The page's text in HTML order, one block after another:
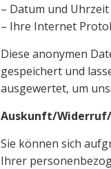
– Datum und
– Ihre Internet
Diese anonymen
gespeichert und
ausgewertet, um
Auskunft/Widerruf/
Sie können sich
Ihrer